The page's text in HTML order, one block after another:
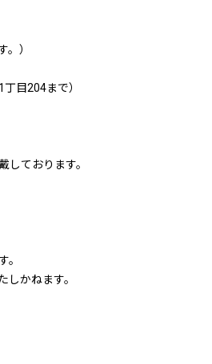
。）
目204まで）
しております。
。
かねます。